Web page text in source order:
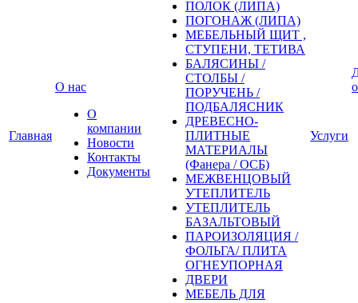
Главная
О нас
О
компании
Новости
Контакты
Документы
ПОЛОК (ЛИПА)
ПОГОНАЖ (ЛИПА)
МЕБЕЛЬНЫЙ ЩИТ ,
СТУПЕНИ, ТЕТИВА
БАЛЯСИНЫ /
СТОЛБЫ /
ПОРУЧЕНЬ /
ПОДБАЛЯСНИК
ДРЕВЕСНО-
ПЛИТНЫЕ
МАТЕРИАЛЫ
(Фанера / ОСБ)
МЕЖВЕНЦОВЫЙ
УТЕПЛИТЕЛЬ
УТЕПЛИТЕЛЬ
БАЗАЛЬТОВЫЙ
ПАРОИЗОЛЯЦИЯ /
ФОЛЬГА/ ПЛИТА
ОГНЕУПОРНАЯ
ДВЕРИ
МЕБЕЛЬ ДЛЯ
Услуги